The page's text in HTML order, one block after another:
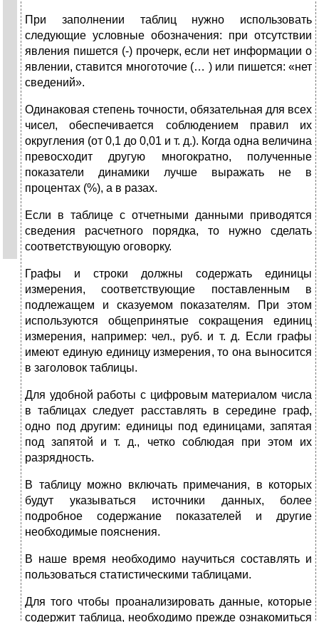
При заполнении таблиц нужно использовать
следующие условные обозначения: при отсутствии
явления пишется (-) прочерк, если нет информации о
явлении, ставится многоточие (… ) или пишется: «нет
сведений».
Одинаковая степень точности, обязательная для всех
чисел, обеспечивается соблюдением правил их
округления (от 0,1 до 0,01 и т. д.). Когда одна величина
превосходит другую многократно, полученные
показатели динамики лучше выражать не в
процентах (%), а в разах.
Если в таблице с отчетными данными приводятся
сведения расчетного порядка, то нужно сделать
соответствующую оговорку.
Графы и строки должны содержать единицы
измерения, соответствующие поставленным в
подлежащем и сказуемом показателям. При этом
используются общепринятые сокращения единиц
измерения, например: чел., руб. и т. д. Если графы
имеют единую единицу измерения, то она выносится
в заголовок таблицы.
Для удобной работы с цифровым материалом числа
в таблицах следует расставлять в середине граф,
одно под другим: единицы под единицами, запятая
под запятой и т. д., четко соблюдая при этом их
разрядность.
В таблицу можно включать примечания, в которых
будут указываться источники данных, более
подробное содержание показателей и другие
необходимые пояснения.
В наше время необходимо научиться составлять и
пользоваться статистическими таблицами.
Для того чтобы проанализировать данные, которые
содержит таблица, необходимо прежде ознакомиться